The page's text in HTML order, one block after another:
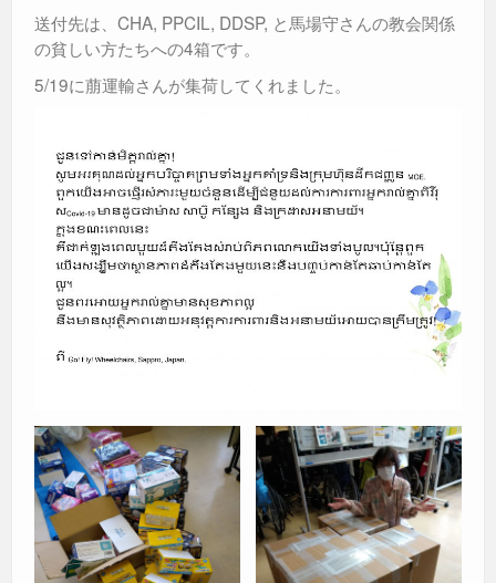
送付先は、CHA, PPCIL, DDSP, と馬場守さんの教会関係
の貧しい方たちへの4箱です。
5/19に萠運輸さんが集荷してくれました。